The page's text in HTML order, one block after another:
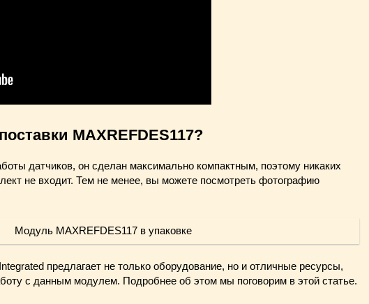
MAXREFDES117?
датчиков, он сделан максимально компактным, поэтому никаких
не входит. Тем не менее, вы можете посмотреть фотографию
предлагает не только оборудование, но и отличные ресурсы,
с данным модулем. Подробнее об этом мы поговорим в этой статье.